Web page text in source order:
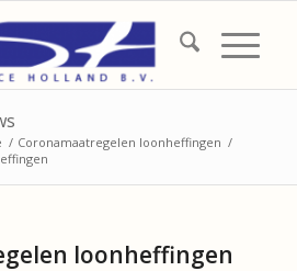
/ Coronamaatregelen loonheffingen /
loonheffingen